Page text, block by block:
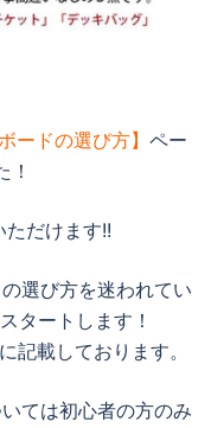
ードの選び方】 ペー
！
ただけます!!
選び方を迷われてい
タートします！
記載しております。
ては初心者の方のみ